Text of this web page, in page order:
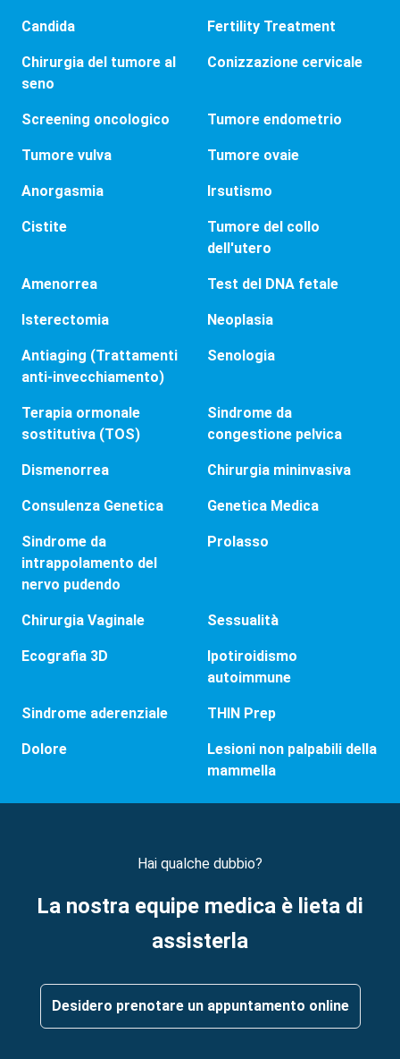
Candida Fertility Treatment
Chirurgia del tumore al
seno
Conizzazione cervicale
Screening oncologico Tumore endometrio
Tumore vulva Tumore ovaie
Anorgasmia Irsutismo
Cistite
Tumore del collo
dell'utero
Amenorrea Test del DNA fetale
Isterectomia Neoplasia
Antiaging (Trattamenti
anti-invecchiamento)
Senologia
Terapia ormonale
sostitutiva (TOS)
Sindrome da
congestione pelvica
Dismenorrea Chirurgia mininvasiva
Consulenza Genetica Genetica Medica
Sindrome da
intrappolamento del
nervo pudendo
Prolasso
Chirurgia Vaginale Sessualità
Ecografia 3D
Ipotiroidismo
autoimmune
Sindrome aderenziale THIN Prep
Dolore
Lesioni non palpabili della
mammella
Hai qualche dubbio?
La nostra equipe medica è lieta di
assisterla
Desidero prenotare un appuntamento online